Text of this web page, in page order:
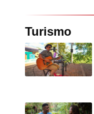
Turismo